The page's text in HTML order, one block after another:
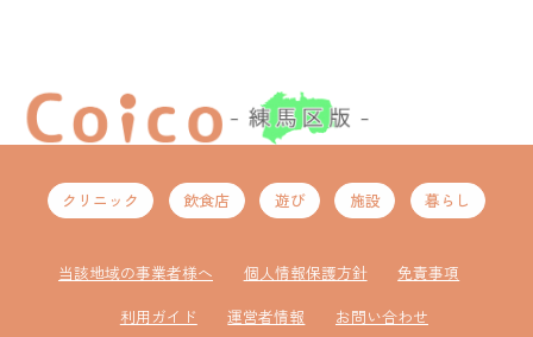
クリニック 飲食店 遊び 施設 暮らし
当該地域の事業者様へ 個人情報保護方針
免責事項
利用ガイド
運営者情報 お問い合わせ